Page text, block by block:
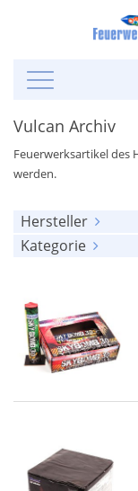
Vulcan Archiv
Feuerwerksartikel des
werden.
Hersteller
alle anzeigen
Kategorie
Raketen
Knallkörper(2)
Batteriefeuerwerk
Sortimente
(1)